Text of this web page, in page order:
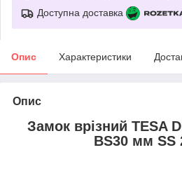
Доступна доставка
Опис Характеристики
Опис
Замок врізний TESA
BS30 мм SS